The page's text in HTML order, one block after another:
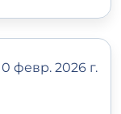
февр. 2026 г.